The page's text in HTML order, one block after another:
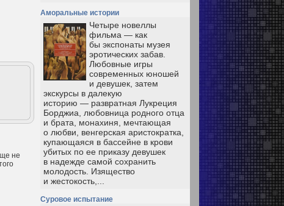
не
Аморальные истории
Четыре новеллы
фильма — как
бы экспонаты музея
эротических забав.
Любовные игры
современных юношей
и девушек, затем
экскурсы в далекую
историю — развратная Лукреция
Борджиа, любовница родного отца
и брата, монахиня, мечтающая
о любви, венгерская аристократка,
купающаяся в бассейне в крови
убитых по ее приказу девушек
в надежде самой сохранить
молодость. Изящество
и жестокость,...
Суровое испытание